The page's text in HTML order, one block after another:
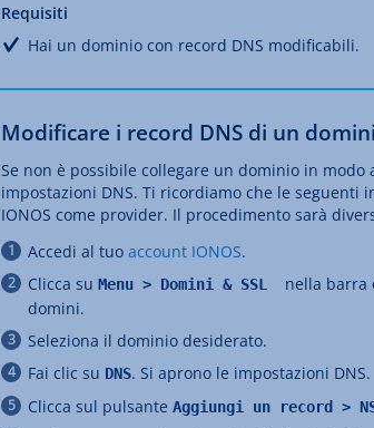
Requisiti
Hai un dominio con record DNS modificabili.
Modificare i record DNS di un
Se non è possibile collegare un dominio in
impostazioni DNS. Ti ricordiamo che le seguenti
IONOS come provider. Il procedimento sarà
Accedi al tuo account IONOS.
Clicca su Menu > Domini & SSL nella barra
domini.
Seleziona il dominio desiderato.
Fai clic su DNS. Si aprono le impostazioni DNS.
Clicca sul pulsante Aggiungi un record >